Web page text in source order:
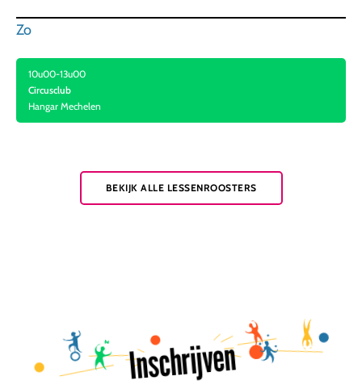
Zo
10u00-13u00
Circusclub
Hangar Mechelen
BEKIJK ALLE LESSENROOSTERS
Inschrijven